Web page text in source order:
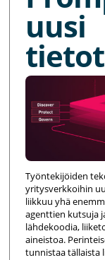
uusi
Työntekijöiden
yritysverkkoihin
liikkuu yhä
agenttien kutsuja
lähdekoodia,
aineistoa.
tunnistaa tällaista